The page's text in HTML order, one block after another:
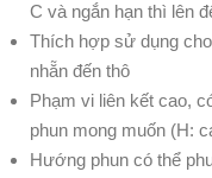
C và ngắn hạn thì lên
Thích hợp sử dụng
nhẵn đến thô
Phạm vi liên kết cao,
phun mong muốn (H:
Hướng phun có thể